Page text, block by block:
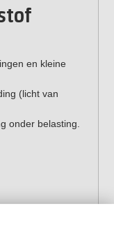
en kleine
(licht van
onder belasting.
een